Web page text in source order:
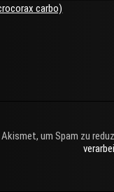
um Spam zu